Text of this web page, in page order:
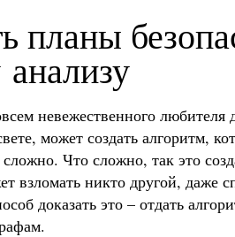
планы
невежественного любителя
может создать алгоритм,
Что сложно, так это
взломать никто другой, даже
доказать это – отдать